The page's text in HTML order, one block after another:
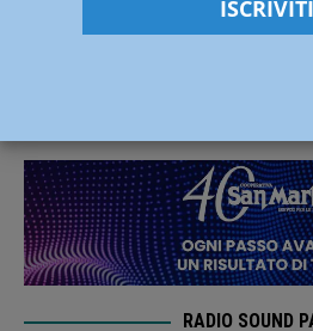
Giovani della Lega,
RADIO SOUND